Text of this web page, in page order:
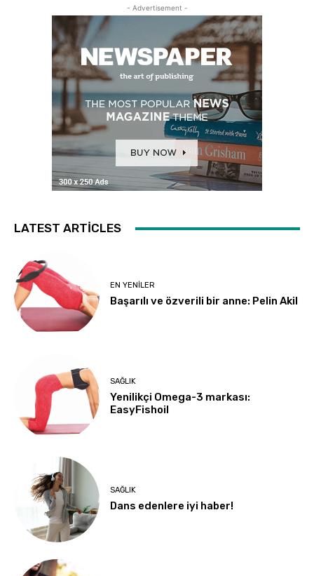
- Advertisement -
LATEST ARTICLES
EN YENILER
Başarılı ve özverili bir anne: Pelin Akil
SAĞLIK
Yenilikçi Omega-3 markası:
EasyFishoil
SAĞLIK
Dans edenlere iyi haber!